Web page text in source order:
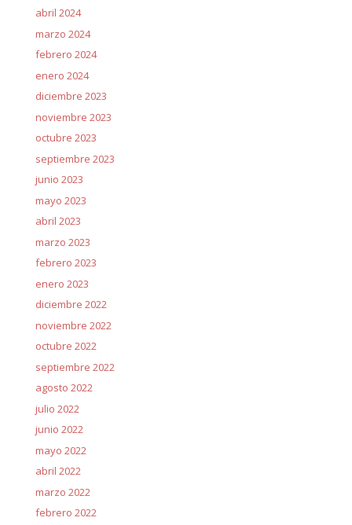
abril 2024
marzo 2024
febrero 2024
enero 2024
diciembre 2023
noviembre 2023
octubre 2023
septiembre 2023
junio 2023
mayo 2023
abril 2023
marzo 2023
febrero 2023
enero 2023
diciembre 2022
noviembre 2022
octubre 2022
septiembre 2022
agosto 2022
julio 2022
junio 2022
mayo 2022
abril 2022
marzo 2022
febrero 2022